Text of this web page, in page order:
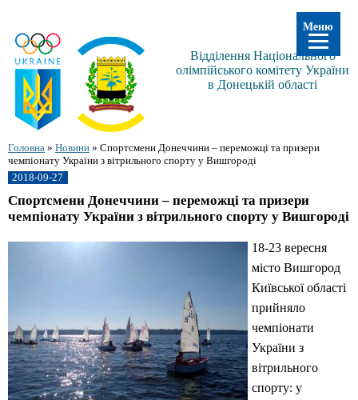
Відділення Національного
олімпійського комітету України
в Донецькій області
Головна » Новини » Спортсмени Донеччини – переможці та призери
чемпіонату України з вітрильного спорту у Вишгороді
2018-09-27
Спортсмени Донеччини – переможці та призери
чемпіонату України з вітрильного спорту у Вишгороді
18-23 вересня
місто Вишгород
Київської області
прийняло
чемпіонати
України з
вітрильного
спорту: у
Меню